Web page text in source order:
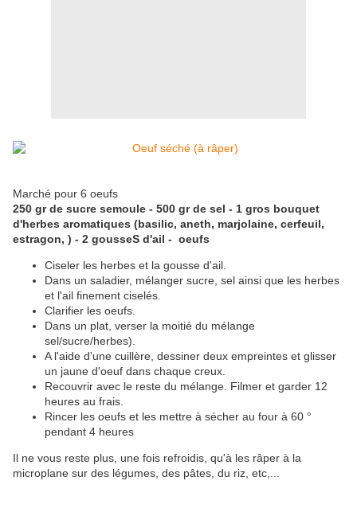
Marché pour 6 oeufs
250 gr de sucre semoule - 500 gr de sel - 1 gros bouquet
d'herbes aromatiques (basilic, aneth, marjolaine, cerfeuil,
estragon, ) - 2 gousseS d'ail - oeufs
Ciseler les herbes et la gousse d'ail.
Dans un saladier, mélanger sucre, sel ainsi que les herbes
et l'ail finement ciselés.
Clarifier les oeufs.
Dans un plat, verser la moitié du mélange
sel/sucre/herbes).
A l'aide d'une cuillère, dessiner deux empreintes et glisser
un jaune d'oeuf dans chaque creux.
Recouvrir avec le reste du mélange. Filmer et garder 12
heures au frais.
Rincer les oeufs et les mettre à sécher au four à 60 °
pendant 4 heures
Il ne vous reste plus, une fois refroidis, qu'à les râper à la
microplane sur des légumes, des pâtes, du riz, etc,...